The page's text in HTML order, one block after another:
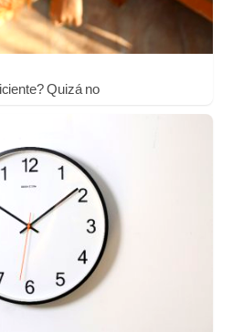
Quizá no